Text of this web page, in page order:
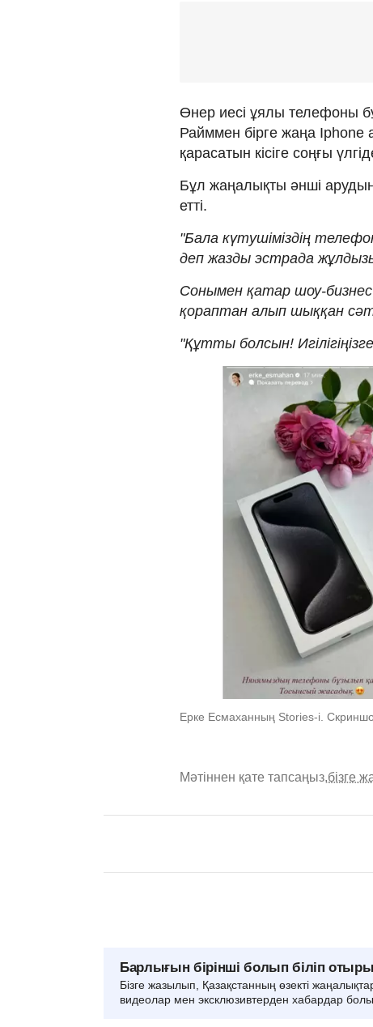
Өнер иесі ұялы телефоны
Райммен бірге жаңа
қарасатын кісіге соңғы
Бұл жаңалықты әнші арудың
етті.
"Бала күтушіміздің
деп жазды эстрада
Сонымен қатар шоу-бизнес
қораптан алып шыққан
"Құтты болсын!
Ерке Есмаханның Stories-i.
Мәтіннен қате тапсаңыз,бізге
Барлығын бірінші болып біліп
Бізге жазылып, Қазақстанның өзекті
видеолар мен эксклюзивтерден хабардар